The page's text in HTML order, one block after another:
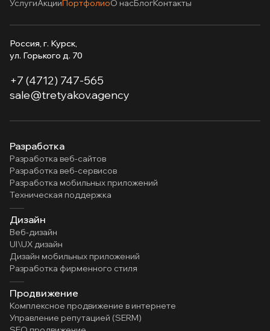
УслугиАкцииПортфолиоО насБлогКонтакты
Россия, г. Курск,
ул. Горького д. 70
+7 (4712) 747-565
sale@tretyakov.agency
Разработка
Разработка веб-сайтов
Разработка веб-сервисов
Разработка мобильных приложений
Техническая поддержка
Дизайн
Веб-дизайн
UI\UX дизайн
Дизайн мобильных приложений
Разработка фирменного стиля
Продвижение
Комплексное продвижение в интернете
Управление репутацией (SERM)